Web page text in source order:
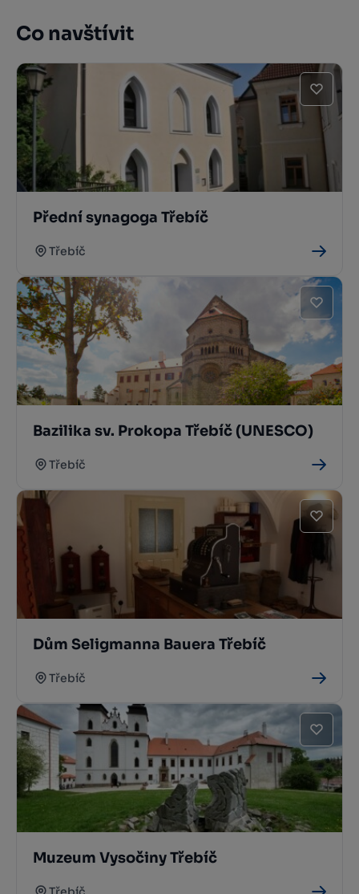
Co navštívit
Přední synagoga Třebíč
Třebíč
Bazilika sv. Prokopa Třebíč (UNESCO)
Třebíč
Dům Seligmanna Bauera Třebíč
Třebíč
Muzeum Vysočiny Třebíč